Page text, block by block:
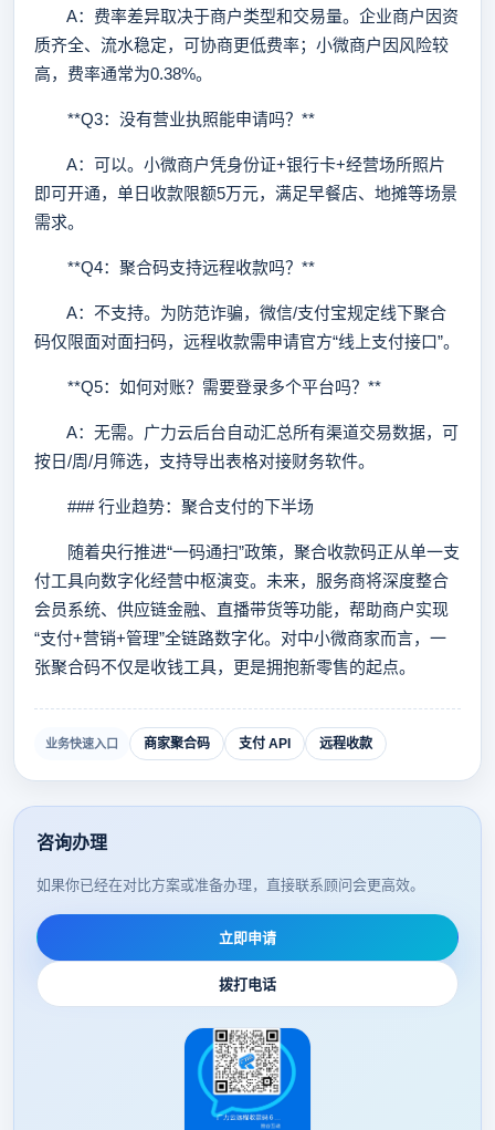
A：费率差异取决于商户类型和交易量。企业商户因资
质齐全、流水稳定，可协商更低费率；小微商户因风险较
高，费率通常为0.38%。
**Q3：没有营业执照能申请吗？**
A：可以。小微商户凭身份证+银行卡+经营场所照片
即可开通，单日收款限额5万元，满足早餐店、地摊等场景
需求。
**Q4：聚合码支持远程收款吗？**
A：不支持。为防范诈骗，微信/支付宝规定线下聚合
码仅限面对面扫码，远程收款需申请官方“线上支付接口”。
**Q5：如何对账？需要登录多个平台吗？**
A：无需。广力云后台自动汇总所有渠道交易数据，可
按日/周/月筛选，支持导出表格对接财务软件。
### 行业趋势：聚合支付的下半场
随着央行推进“一码通扫”政策，聚合收款码正从单一支
付工具向数字化经营中枢演变。未来，服务商将深度整合
会员系统、供应链金融、直播带货等功能，帮助商户实现
“支付+营销+管理”全链路数字化。对中小微商家而言，一
张聚合码不仅是收钱工具，更是拥抱新零售的起点。
业务快速入口 商家聚合码 支付 API 远程收款
咨询办理
如果你已经在对比方案或准备办理，直接联系顾问会更高效。
立即申请
拨打电话